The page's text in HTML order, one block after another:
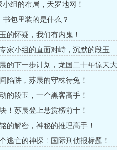
小组的布局，天罗地网！
书包里装的是什么？
的怀疑，我们有内鬼！
家小组的直面对峙，沉默的段玉
的下一步计划，龙国二十年惊天大
陷阱，苏晨的守株待兔！
的段玉，一个黑客高手！
！苏晨登上悬赏榜前十！
的解密，神秘的推理高手！
逃亡的神探！国际刑侦报标题！